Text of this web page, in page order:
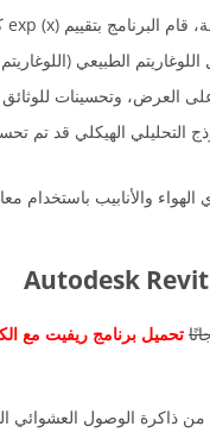
العرض، وتحسينات للوثائق
تحميل برنامج ريفيت مع